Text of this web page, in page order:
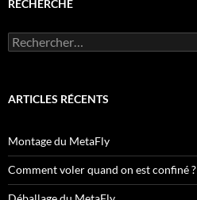
RECHERCHE
Rechercher :
ARTICLES RÉCENTS
Montage du MetaFly
Comment voler quand on est confiné ?